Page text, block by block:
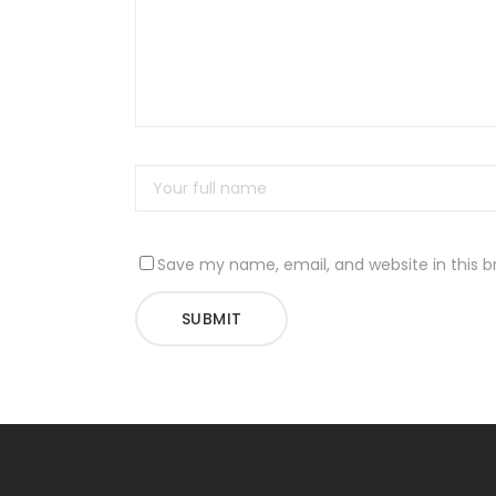
Save my name, email, and website in this
SUBMIT